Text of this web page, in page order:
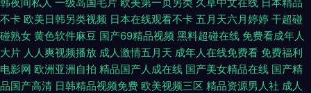
线成人色网 性交A片91社区 日韩中文字幕狠狠撸 玖玖资源站AV
不卡 欧美日韩另类视频 日本在线观看不卡 五月天六月婷婷 干超碰
碰熟女 黄色软件麻豆 国产69精品视频 黑料超碰在线 免费看成年人
大片 人人爽视频播放 成人激情五月天 成年人在线免费看 免费福利
电影网 欧洲亚洲自拍 精品国产人成在线 国产美女精品在线 国产精
品国产高清 日韩精品视频免费 欧美视频三区 精品资源男人社 成人